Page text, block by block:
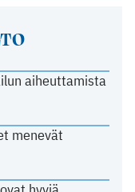
aiheuttamista
menevät